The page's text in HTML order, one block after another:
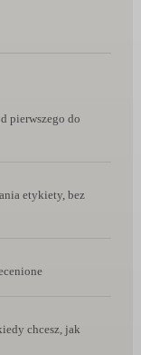
pierwszego do
etykiety, bez
chcesz, jak